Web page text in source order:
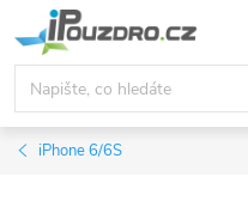
na
obsah
iPhone 6/6S